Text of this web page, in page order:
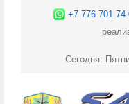
+7 776 701 74
Сегодня: